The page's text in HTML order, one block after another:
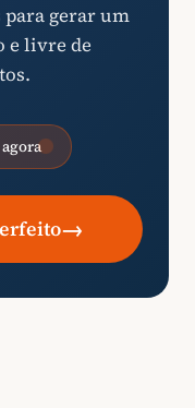
para gerar um
e livre de
→